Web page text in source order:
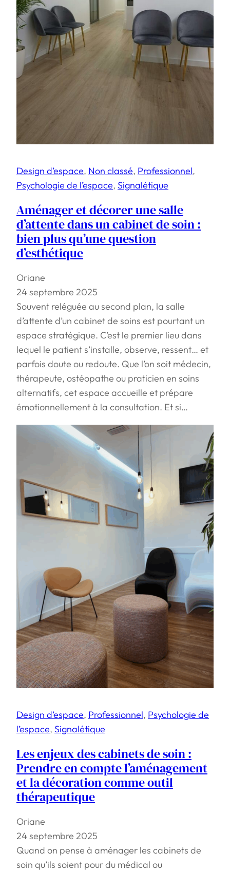
Design d’espace, Non classé, Professionnel
Psychologie de l’espace, Signalétique
Aménager et décorer une salle
d’attente dans un cabinet de soin :
bien plus qu’une question
d’esthétique
Oriane
24 septembre 2025
Souvent reléguée au second plan, la salle
d’attente d’un cabinet de soins est pourtant un
espace stratégique. C’est le premier lieu dans
lequel le patient s’installe, observe, ressent… et
parfois doute ou redoute. Que l’on soit médecin,
thérapeute, ostéopathe ou praticien en soins
alternatifs, cet espace accueille et prépare
émotionnellement à la consultation. Et si…
Design d’espace, Professionnel, Psychologie de
l’espace, Signalétique
Les enjeux des cabinets de soin :
Prendre en compte l’aménagement
et la décoration comme outil
thérapeutique
Oriane
24 septembre 2025
Quand on pense à aménager les cabinets de
soin qu’ils soient pour du médical ou